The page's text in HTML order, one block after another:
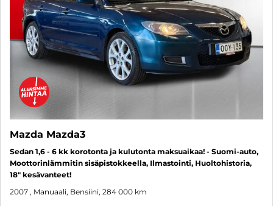
Mazda Mazda3
Sedan 1,6 - 6 kk korotonta ja kulutonta maksuaikaa! - Suomi-auto,
Moottorinlämmitin sisäpistokkeella, Ilmastointi, Huoltohistoria,
18" kesävanteet!
2007 , Manuaali, Bensiini, 284 000 km